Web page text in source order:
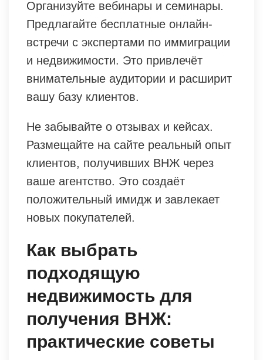
Организуйте вебинары и семинары.
Предлагайте бесплатные онлайн-
встречи с экспертами по иммиграции
и недвижимости. Это привлечёт
внимательные аудитории и расширит
вашу базу клиентов.
Не забывайте о отзывах и кейсах.
Размещайте на сайте реальный опыт
клиентов, получивших ВНЖ через
ваше агентство. Это создаёт
положительный имидж и завлекает
новых покупателей.
Как выбрать
подходящую
недвижимость для
получения ВНЖ:
практические советы